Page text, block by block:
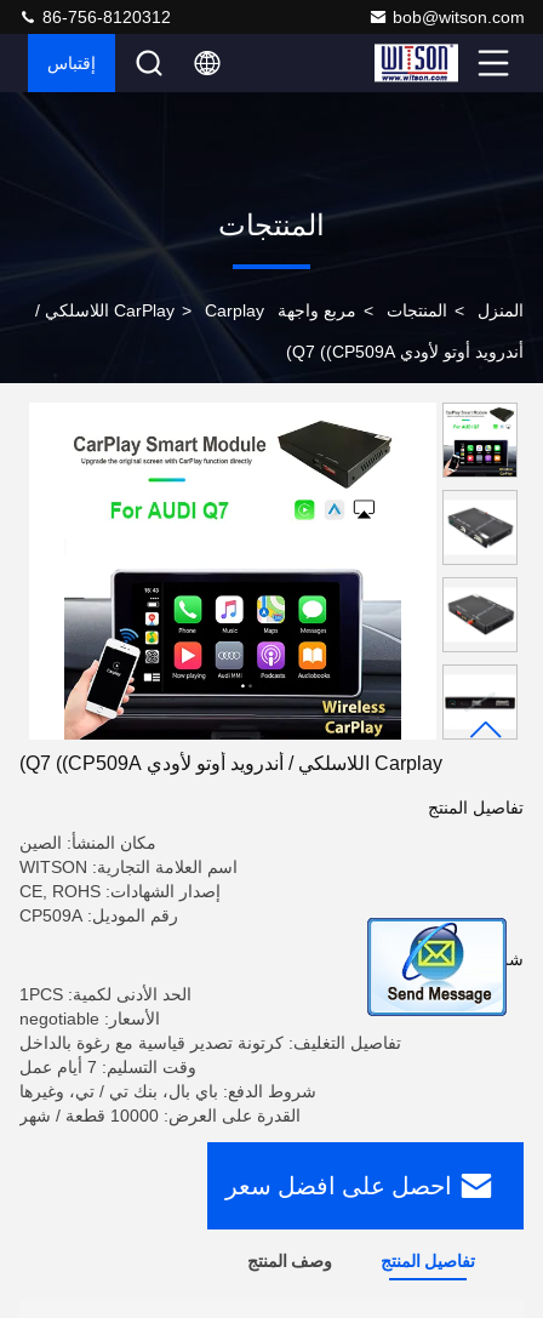
bob@witson.com
86-756-8120312
إقتباس
المنتجات
المنزل > المنتجات > مربع واجهة CarPlay > Carplay اللاسلكي /
أندرويد أوتو لأودي Q7 ((CP509A)
Carplay اللاسلكي / أندرويد أوتو لأودي Q7 ((CP509A)
تفاصيل المنتج
مكان المنشأ: الصين
اسم العلامة التجارية: WITSON
إصدار الشهادات: CE, ROHS
رقم الموديل: CP509A
شروط الدفع والشحن
الحد الأدنى لكمية: 1PCS
الأسعار: negotiable
تفاصيل التغليف: كرتونة تصدير قياسية مع رغوة بالداخل
وقت التسليم: 7 أيام عمل
شروط الدفع: باي بال، بنك تي / تي، وغيرها
القدرة على العرض: 10000 قطعة / شهر
احصل على افضل سعر
تفاصيل المنتج وصف المنتج